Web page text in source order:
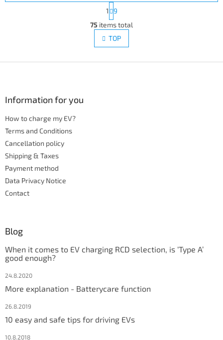
L
i
s
t
P
a
g
i
n
a
i
1
9
75 items total
TOP
Information for you
How to charge my EV?
Terms and Conditions
Cancellation policy
Shipping & Taxes
Payment method
Data Privacy Notice
Contact
Blog
When it comes to EV charging RCD selection, is ‘Type A’
good enough?
24.8.2020
More explanation - Batterycare function
26.8.2019
10 easy and safe tips for driving EVs
10.8.2018